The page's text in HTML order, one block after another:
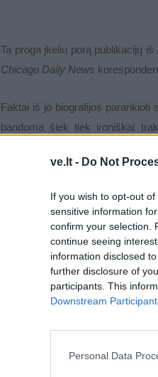
ve.lt - Do Not
If you wish to opt-out
sensitive information
confirm your selection.
continue seeing
information disclosed
further disclosure of
participants. This
Downstream
Personal Data
Ta proga įkeliu porą publikacijų
Chicago Daily News
Faktai iš jo biografijos parankioti
bandoma šiek tiek ironiškai